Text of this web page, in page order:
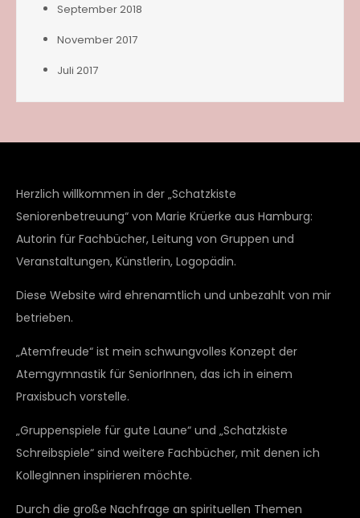
September 2018
November 2017
Juli 2017
Herzlich willkommen in der „Schatzkiste
Seniorenbetreuung“ von Marie Krüerke aus Hamburg:
Autorin für Fachbücher, Leitung von Gruppen und
Veranstaltungen, Künstlerin, Logopädin.
Diese Website wird ehrenamtlich und unbezahlt von mir
betrieben.
„Atemfreude“ ist mein schwungvolles Konzept der
Atemgymnastik für SeniorInnen, das ich in einem
Praxisbuch vorstelle.
„Gruppenspiele für gute Laune“ und „Schatzkiste
Schreibspiele“ sind weitere Fachbücher, mit denen ich
KollegInnen inspirieren möchte.
Durch die große Nachfrage an spirituellen Themen